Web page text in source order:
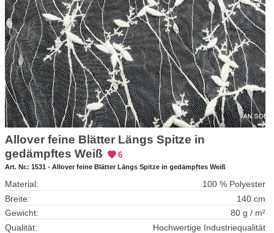
Allover feine Blätter Längs Spitze in
gedämpftes Weiß
6
Art. Nr.: 1531 - Allover feine Blätter Längs Spitze in gedämpftes Weiß
Material:
100 % Polyester
Breite:
140 cm
Gewicht:
80 g / m²
Qualität:
Hochwertige Industriequalität